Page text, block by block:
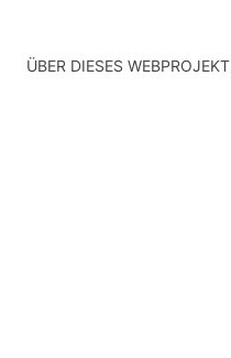
ÜBER DIESES WEBPROJEKT